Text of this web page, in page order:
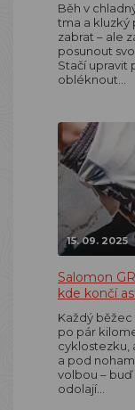
Běh v
tma a kluzký
zabrat – ale
posunout
Stačí upravit
obléknout…
15. 09. 2025
Salomon
kde končí
Každý běžec
po pár
cyklostezku,
a pod
volbou – buď
odolají…